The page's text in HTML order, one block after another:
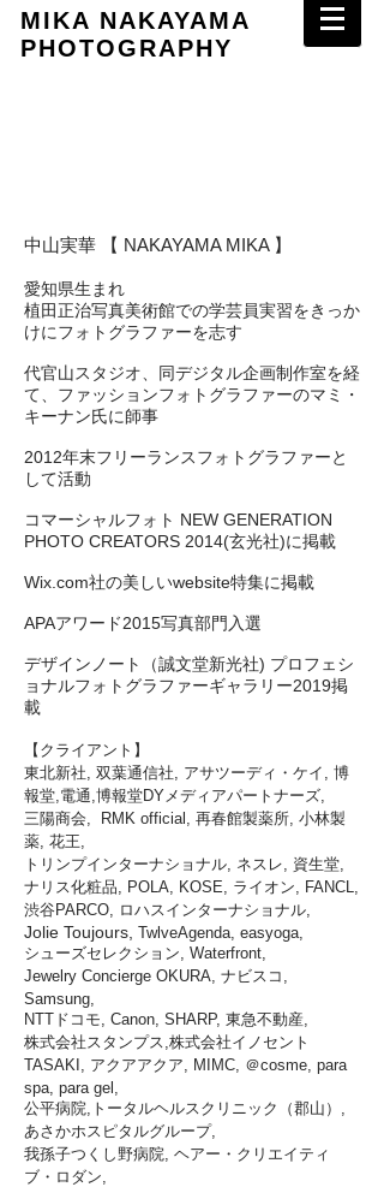
MIKA NAKAYAMA
PHOTOGRAPHY
中山実華 【 NAKAYAMA MIKA 】
愛知県生まれ
植田正治写真美術館での学芸員実習をきっか
けにフォトグラファーを志す
代官山スタジオ、同デジタル企画制作室を経
て、ファッションフォトグラファーのマミ・
キーナン氏に師事
2012年末フリーランスフォトグラファーと
して活動
コマーシャルフォト NEW GENERATION
PHOTO CREATORS 2014(玄光社)に掲載
Wix.com社の美しいwebsite特集に掲載
APAアワード2015写真部門入選
デザインノート（誠文堂新光社) プロフェシ
ョナルフォトグラファーギャラリー2019掲
載
【クライアント】
東北新社, 双葉通信社, アサツーディ・ケイ, 博
報堂,電通,博報堂DYメディアパートナーズ,
三陽商会, RMK official, 再春館製薬所, 小林製
薬, 花王,
トリンプインターナショナル, ネスレ, 資生堂,
ナリス化粧品, POLA, KOSE, ライオン, FANCL,
渋谷PARCO, ロハスインターナショナル,
Jolie Toujours, TwlveAgenda, easyoga,
シューズセレクション, Waterfront,
Jewelry Concierge OKURA, ナビスコ,
Samsung,
NTTドコモ, Canon, SHARP, 東急不動産,
株式会社スタンプス,株式会社イノセント
TASAKI, アクアアクア, MIMC, ＠cosme, para
spa, para gel,
公平病院,トータルヘルスクリニック（郡山）,
あさかホスピタルグループ,
我孫子つくし野病院, ヘアー・クリエイティ
ブ・ロダン,